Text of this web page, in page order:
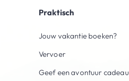
Praktisch
Jouw vakantie boeken?
Vervoer
Geef een avontuur cadeau